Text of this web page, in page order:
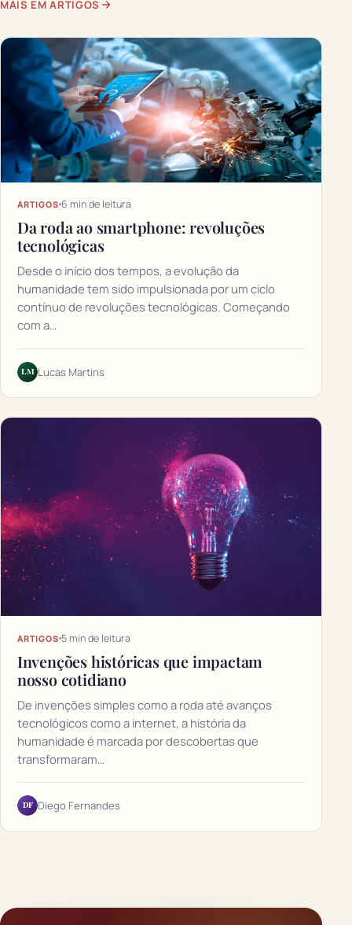
MAIS EM ARTIGOS
ARTIGOS 6 min de leitura
Da roda ao smartphone: revoluções
tecnológicas
Desde o início dos tempos, a evolução da
humanidade tem sido impulsionada por um ciclo
contínuo de revoluções tecnológicas. Começando
com a…
LM Lucas Martins
ARTIGOS 5 min de leitura
Invenções históricas que impactam
nosso cotidiano
De invenções simples como a roda até avanços
tecnológicos como a internet, a história da
humanidade é marcada por descobertas que
transformaram…
DF Diego Fernandes